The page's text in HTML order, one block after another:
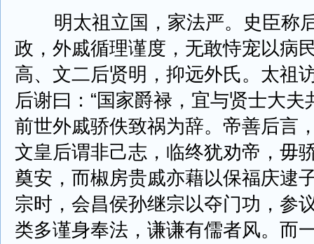
明太祖立国，家法严。史臣称
政，外戚循理谨度，无敢恃宠以病
高、文二后贤明，抑远外氏。太祖
后谢曰：“国家爵禄，宜与贤士大
前世外戚骄佚致祸为辞。帝善后言
文皇后谓非己志，临终犹劝帝，毋
奠安，而椒房贵戚亦藉以保福庆逮
宗时，会昌侯孙继宗以夺门功，参
类多谨身奉法，谦谦有儒者风。而